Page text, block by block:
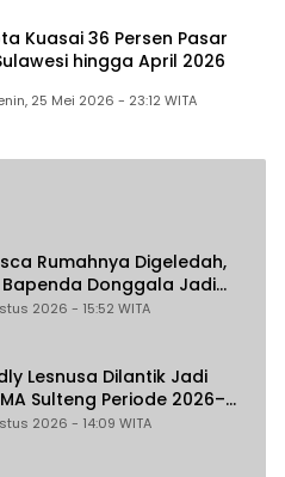
Kuasai 36 Persen Pasar
hingga April 2026
Senin, 25 Mei 2026 - 23:12 WITA
Rumahnya Digeledah,
Bapenda Donggala Jadi
Korupsi
2026 - 15:52 WITA
Lesnusa Dilantik Jadi
Sulteng Periode 2026–
2026 - 14:09 WITA